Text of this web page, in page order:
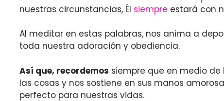
nuestras circunstancias, Él siempre estará con
Al meditar en estas palabras, nos anima a
toda nuestra adoración y obediencia.
Así que, recordemos siempre que en medio de
las cosas y nos sostiene en sus manos
perfecto para nuestras vidas.